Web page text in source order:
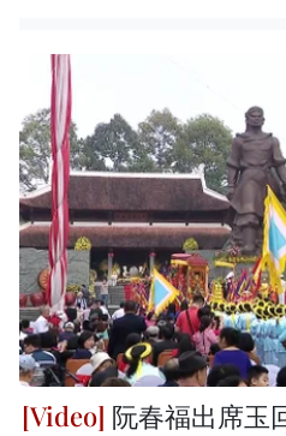
阮春福出席玉